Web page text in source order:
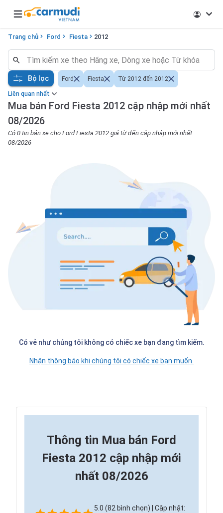
Open main menu
Trang chủ Ford Fiesta 2012
Liên quan nhất
Mua bán Ford Fiesta 2012 cập nhập mới nhất
08/2026
Có 0 tin bán xe cho Ford Fiesta 2012 giá từ đến cập nhập mới nhất
08/2026
Bộ lọc Ford Fiesta Từ 2012 đến 2012
Có vẻ như chúng tôi không có chiếc xe bạn đang tìm kiếm.
Nhận thông báo khi chúng tôi có chiếc xe bạn muốn.
Thông tin Mua bán Ford
Fiesta 2012 cập nhập mới
nhất 08/2026
5.0 (82 bình chọn) | Cập nhật: